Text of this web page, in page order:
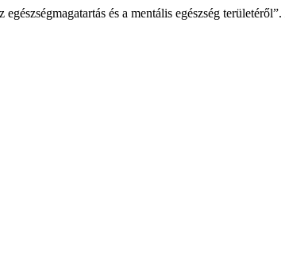
és a mentális egészség területéről”.